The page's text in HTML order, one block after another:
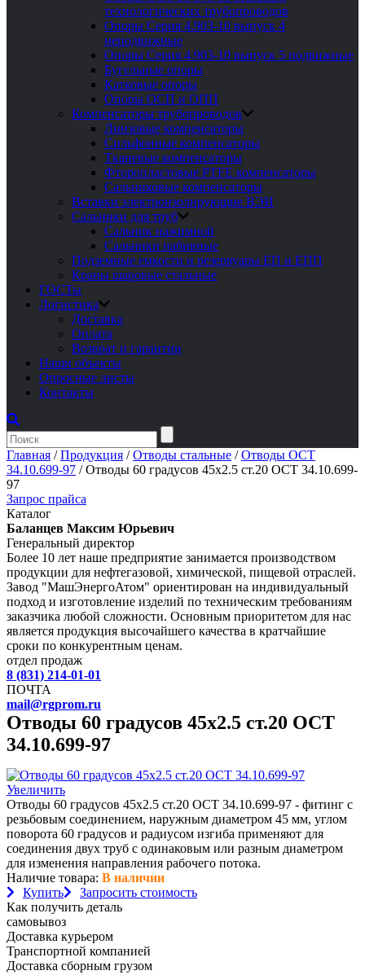
технологических трубопроводов
Опоры Серия 4.903-10 выпуск 4
неподвижные
Опоры Серия 4.903-10 выпуск 5 подвижные
Бугельные опоры
Катковые опоры
Опоры ОСП и ОПП
Компенсаторы трубопроводов
Линзовые компенсаторы
Сильфонные компенсаторы
Тканевые компенсаторы
Фторопластовые PTFE компенсаторы
Сальниковые компенсаторы
Вставки электроизолирующие ВЭИ
Сальники для труб
Сальник нажимной
Сальники набивные
Подземные емкости и резервуары ЕП и ЕПП
Краны шаровые стальные
ГОСТы
Логистика
Доставка
Оплата
Возврат и гарантии
Наши объекты
Опросные листы
Контакты
Главная /Продукция /Отводы стальные /Отводы ОСТ
34.10.699-97 /Отводы 60 градусов 45х2.5 ст.20 ОСТ 34.10.699-
97
Запрос прайса
Каталог
Баланцев Максим Юрьевич
Генеральный директор
Более 10 лет наше предприятие занимается производством
продукции для нефтегазовой, химической, пищевой отраслей.
Завод "МашЭнергоАтом" ориентирован на индивидуальный
подход и изготовление изделий по техническим требованиям
заказчика любой сложности. Основным приоритетом для нас
является продукция высочайшего качества в кратчайшие
сроки по конкурентным ценам.
отдел продаж
8 (831) 214-01-01
ПОЧТА
mail@rgprom.ru
Отводы 60 градусов 45х2.5 ст.20 ОСТ
34.10.699-97
Увеличить
Отводы 60 градусов 45х2.5 ст.20 ОСТ 34.10.699-97 - фитинг с
резьбовым соединением, наружным диаметром 45 мм, углом
поворота 60 градусов и радиусом изгиба применяют для
соединения двух труб с одинаковым или разным диаметром
для изменения направления рабочего потока.
Наличие товара: В наличии
Купить
Запросить стоимость
Как получить деталь
самовывоз
Доставка курьером
Транспортной компанией
Доставка сборным грузом